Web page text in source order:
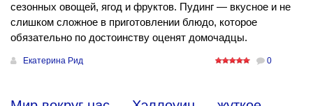
сезонных овощей, ягод и фруктов. Пудинг — вкусное и не
слишком сложное в приготовлении блюдо, которое
обязательно по достоинству оценят домочадцы.
Екатерина Рид 0